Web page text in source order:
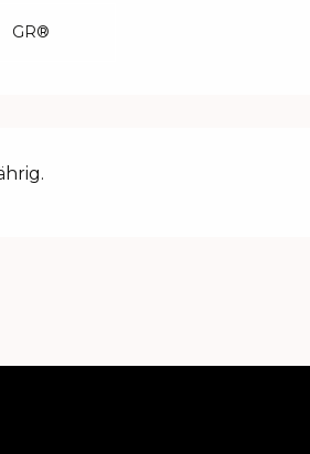
GR®